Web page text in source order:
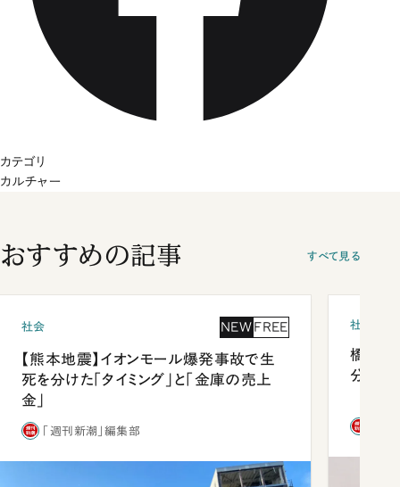
カテゴリ
カルチャー
おすすめの記事 すべて見る
社会 NEW FREE
【熊本地震】イオンモール爆発事故で生
死を分けた「タイミング」と「金庫の売上
金」
「週刊新潮」編集部
社会
橋本愛
分 佐